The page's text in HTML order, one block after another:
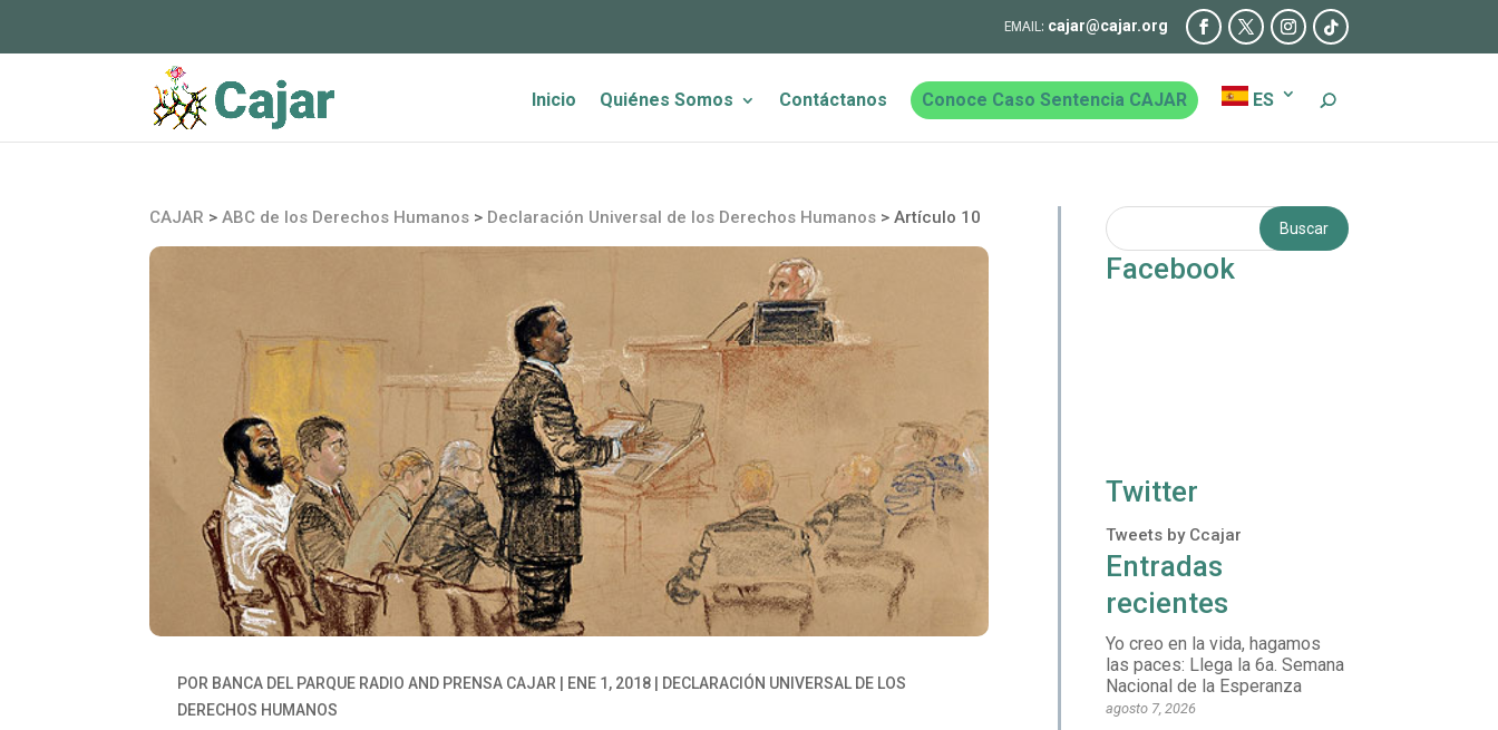
cajar@cajar.org
Inicio Quiénes Somos Contáctanos Conoce Caso Sentencia CAJAR ES
CAJAR >ABC de los Derechos Humanos > Declaración Universal de los Derechos Humanos >Artículo 10
POR BANCA DEL PARQUE RADIO AND PRENSA CAJAR ENE 1, 2018
DECLARACIÓN UNIVERSAL DE LOS
DERECHOS HUMANOS
Facebook
Twitter
Tweets by Ccajar
Entradas
recientes
Yo creo en la vida, hagamos
las paces: Llega la 6a. Semana
Nacional de la Esperanza
agosto 7, 2026